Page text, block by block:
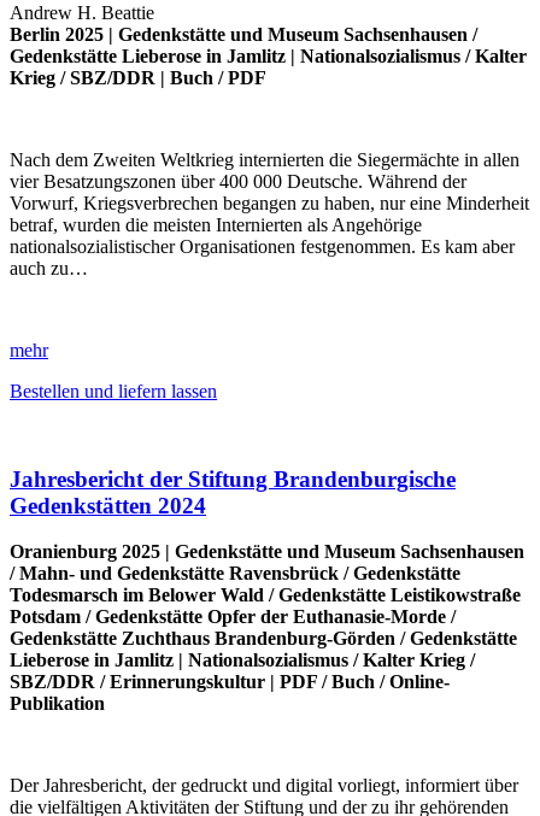
Andrew H. Beattie
Berlin 2025 | Gedenkstätte und Museum Sachsenhausen /
Gedenkstätte Lieberose in Jamlitz | Nationalsozialismus /Kalter
Krieg /SBZ/DDR | Buch /PDF
Nach dem Zweiten Weltkrieg internierten die Siegermächte in allen
vier Besatzungszonen über 400 000 Deutsche. Während der
Vorwurf, Kriegsverbrechen begangen zu haben, nur eine Minderheit
betraf, wurden die meisten Internierten als Angehörige
nationalsozialistischer Organisationen festgenommen. Es kam aber
auch zu…
mehr
Bestellen und liefern lassen
Jahresbericht der Stiftung Brandenburgische
Gedenkstätten 2024
Oranienburg 2025 | Gedenkstätte und Museum Sachsenhausen
/Mahn- und Gedenkstätte Ravensbrück /Gedenkstätte
Todesmarsch im Belower Wald /Gedenkstätte Leistikowstraße
Potsdam /Gedenkstätte Opfer der Euthanasie-Morde /
Gedenkstätte Zuchthaus Brandenburg-Görden /Gedenkstätte
Lieberose in Jamlitz | Nationalsozialismus /Kalter Krieg /
SBZ/DDR /Erinnerungskultur | PDF /Buch /Online-
Publikation
Der Jahresbericht, der gedruckt und digital vorliegt, informiert über
die vielfältigen Aktivitäten der Stiftung und der zu ihr gehörenden